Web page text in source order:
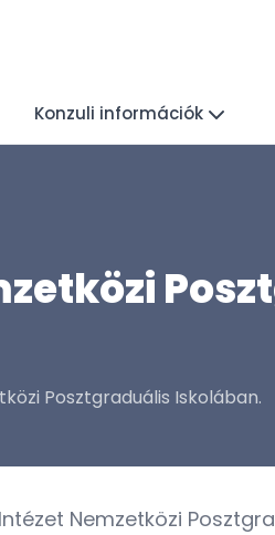
Konzuli információk
Posztgraduális Iskolában.
Nemzetközi